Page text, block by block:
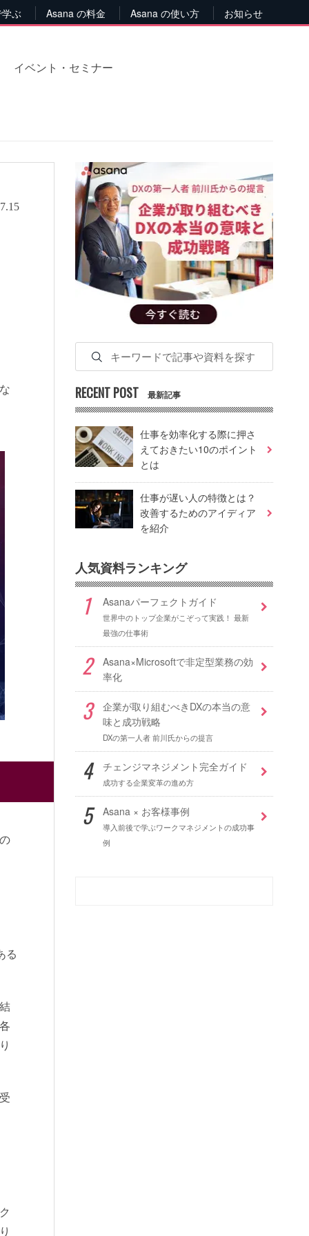
ぶ Asana の料金 Asana の使い方 お知らせ
イベント・セミナー
る
RECENT POST 最新記事
仕事を効率化する際に押さ
えておきたい10のポイント
とは
仕事が遅い人の特徴とは？
改善するためのアイディア
を紹介
人気資料ランキング
Asanaパーフェクトガイド
世界中のトップ企業がこぞって実践！ 最新
最強の仕事術
Asana×Microsoftで非定型業務の効
率化
企業が取り組むべきDXの本当の意
味と成功戦略
DXの第一人者 前川氏からの提言
チェンジマネジメント完全ガイド
成功する企業変革の進め方
Asana × お客様事例
導入前後で学ぶワークマネジメントの成功事
例